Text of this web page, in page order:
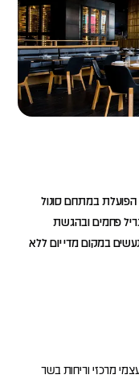
הפועלת במתחם סונול
פחמים ובהגשת
במקום מדי יום ללא
מרכזי וריחות בשר